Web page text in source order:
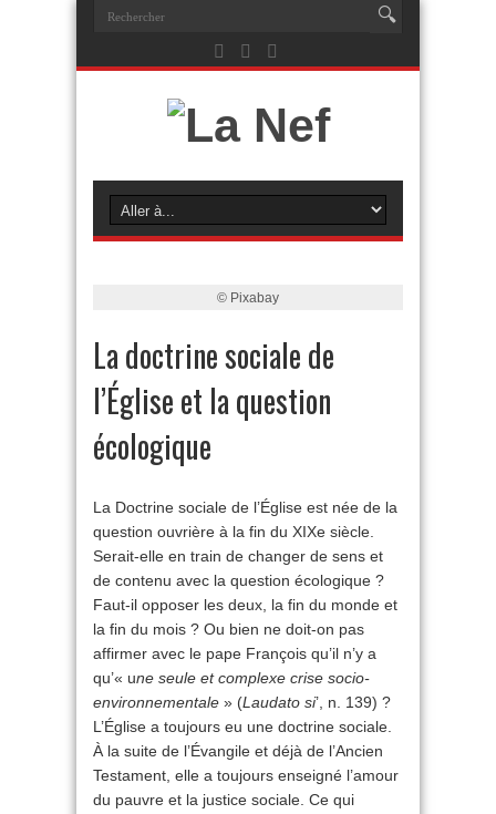
© Pixabay
La doctrine sociale de
l’Église et la question
écologique
La Doctrine sociale de l’Église est née de la
question ouvrière à la fin du XIXe siècle.
Serait-elle en train de changer de sens et
de contenu avec la question écologique ?
Faut-il opposer les deux, la fin du monde et
la fin du mois ? Ou bien ne doit-on pas
affirmer avec le pape François qu’il n’y a
qu’« une seule et complexe crise socio-
environnementale » (Laudato si’, n. 139) ?
L’Église a toujours eu une doctrine sociale.
À la suite de l’Évangile et déjà de l’Ancien
Testament, elle a toujours enseigné l’amour
du pauvre et la justice sociale. Ce qui